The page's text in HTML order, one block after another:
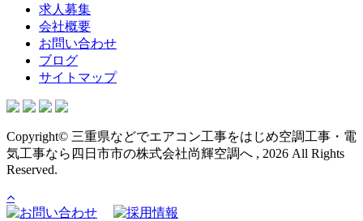
求人募集
会社概要
お問い合わせ
ブログ
サイトマップ
Copyright© 三重県などでエアコン工事をはじめ空調工事・電
気工事なら四日市市の株式会社尚輝空調へ , 2026 All Rights
Reserved.